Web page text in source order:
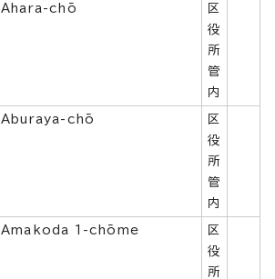
Ahara-chō
区
役
所
管
内
Aburaya-chō
区
役
所
管
内
Amakoda 1-chōme
区
役
所